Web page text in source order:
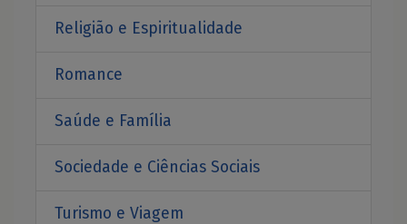
Religião e Espiritualidade
Romance
Saúde e Família
Sociedade e Ciências Sociais
Turismo e Viagem